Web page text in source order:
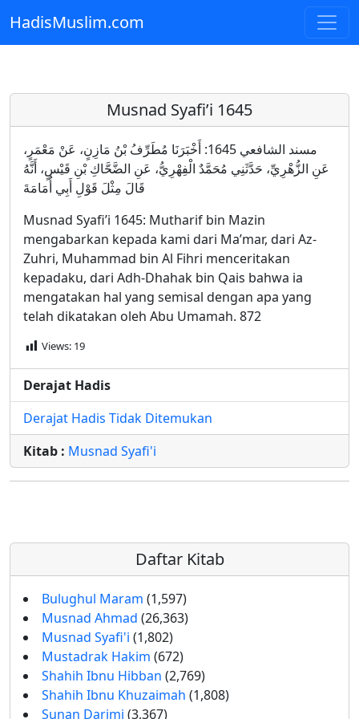
Skip to main content
HadisMuslim.com
Musnad Syafi’i 1645
مسند الشافعي 1645: أَخْبَرَنَا مُطَرِّفُ بْنُ مَازِنٍ، عَنْ مَعْمَرٍ،
عَنِ الزُّهْرِيِّ، حَدَّثَنِي مُحَمَّدٌ الْفِهْرِيُّ، عَنِ الضَّحَّاكِ بْنِ قَيْسٍ، أَنَّهُ
قَالَ مِثْلَ قَوْلِ أَبِي أُمَامَةَ
Musnad Syafi’i 1645: Mutharif bin Mazin
mengabarkan kepada kami dari Ma’mar, dari Az-
Zuhri, Muhammad bin Al Fihri menceritakan
kepadaku, dari Adh-Dhahak bin Qais bahwa ia
mengatakan hal yang semisal dengan apa yang
telah dikatakan oleh Abu Umamah. 872
Views: 19
Derajat Hadis
Derajat Hadis Tidak Ditemukan
Kitab : Musnad Syafi'i
Daftar Kitab
Bulughul Maram (1,597)
Musnad Ahmad (26,363)
Musnad Syafi'i (1,802)
Mustadrak Hakim (672)
Shahih Ibnu Hibban (2,769)
Shahih Ibnu Khuzaimah (1,808)
Sunan Darimi (3,367)